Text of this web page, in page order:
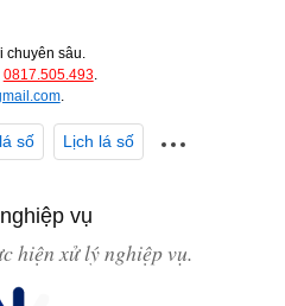
chuyên sâu.
0817.505.493.
.
số Lịch lá số
vụ
hiện xử lý nghiệp vụ.